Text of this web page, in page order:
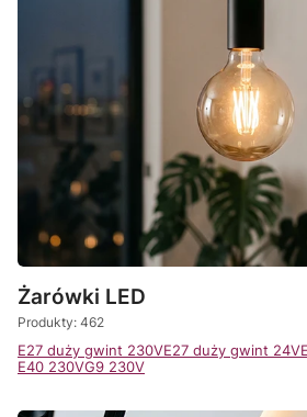
Żarówki LED
Produkty: 462
E27 duży gwint 230VE27 duży gwint 24V
E40 230VG9 230V